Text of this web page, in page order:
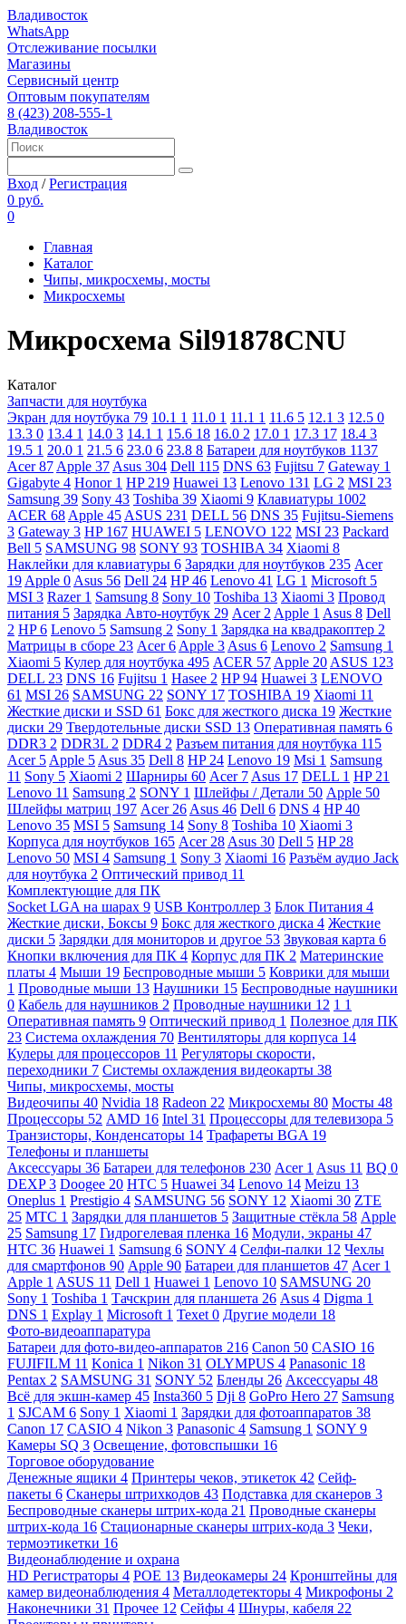
Владивосток
WhatsApp
Отслеживание посылки
Магазины
Сервисный центр
Оптовым покупателям
8 (423) 208-555-1
Владивосток
Вход /Регистрация
0 руб.
0
Главная
Каталог
Чипы, микросхемы, мосты
Микросхемы
Микросхема Sil91878CNU
Каталог
Запчасти для ноутбука
Экран для ноутбука 79 10.1 1 11.0 1 11.1 1 11.6 5 12.1 3 12.5 0
13.3 0 13.4 1 14.0 3 14.1 1 15.6 18 16.0 2 17.0 1 17.3 17 18.4 3
19.5 1 20.0 1 21.5 6 23.0 6 23.8 8 Батареи для ноутбуков 1137
Acer87 Apple 37 Asus 304 Dell 115 DNS 63 Fujitsu 7 Gateway 1
Gigabyte 4 Honor 1 HP 219 Huawei 13 Lenovo 131 LG 2 MSI 23
Samsung 39 Sony 43 Toshiba 39 Xiaomi 9 Клавиатуры 1002
ACER 68 Apple 45 ASUS 231 DELL 56 DNS 35 Fujitsu-Siemens
3 Gateway 3 HP 167 HUAWEI 5 LENOVO 122 MSI 23 Packard
Bell 5 SAMSUNG 98 SONY 93 TOSHIBA 34 Xiaomi 8
Наклейки для клавиатуры 6 Зарядки для ноутбуков 235 Acer
19 Apple 0 Asus 56 Dell 24 HP46 Lenovo 41 LG 1 Microsoft 5
MSI 3 Razer 1 Samsung 8 Sony 10 Toshiba 13 Xiaomi 3 Провод
питания 5 Зарядка Авто-ноутбук 29 Acer 2 Apple 1 Asus 8 Dell
2 HP6 Lenovo 5 Samsung 2 Sony 1 Зарядка на квадракоптер 2
Матрицы в сборе 23 Acer6 Apple 3 Asus 6 Lenovo 2 Samsung 1
Xiaomi 5 Кулер для ноутбука 495 ACER 57 Apple 20 ASUS 123
DELL 23 DNS 16 Fujitsu 1 Hasee 2 HP94 Huawei 3 LENOVO
61 MSI 26 SAMSUNG 22 SONY 17 TOSHIBA 19 Xiaomi 11
Жесткие диски и SSD 61 Бокс для жесткого диска 19 Жесткие
диски 29 Твердотельные диски SSD 13 Оперативная память 6
DDR3 2 DDR3L 2 DDR4 2 Разъем питания для ноутбука 115
Acer 5 Apple 5 Asus 35 Dell 8 HP 24 Lenovo 19 Msi 1 Samsung
11 Sony 5 Xiaomi 2 Шарниры 60 Acer 7 Asus 17 DELL 1 HP 21
Lenovo 11 Samsung 2 SONY 1 Шлейфы / Детали 50 Apple 50
Шлейфы матриц 197 Acer 26 Asus 46 Dell 6 DNS 4 HP40
Lenovo 35 MSI 5 Samsung 14 Sony 8 Toshiba 10 Xiaomi 3
Корпуса для ноутбуков 165 Acer 28 Asus 30 Dell 5 HP 28
Lenovo 50 MSI 4 Samsung 1 Sony 3 Xiaomi 16 Разъём аудио Jack
для ноутбука 2 Оптический привод 11
Комплектующие для ПК
Socket LGA на шарах 9 USB Контроллер 3 Блок Питания 4
Жесткие диски, Боксы 9 Бокс для жесткого диска 4 Жесткие
диски 5 Зарядки для мониторов и другое 53 Звуковая карта 6
Кнопки включения для ПК 4 Корпус для ПК 2 Материнские
платы 4 Мыши 19 Беспроводные мыши 5 Коврики для мыши
1 Проводные мыши 13 Наушники 15 Беспроводные наушники
0 Кабель для наушников 2 Проводные наушники 12 1 1
Оперативная память 9 Оптический привод 1 Полезное для ПК
23 Система охлаждения 70 Вентиляторы для корпуса 14
Кулеры для процессоров 11 Регуляторы скорости,
переходники 7 Системы охлаждения видеокарты 38
Чипы, микросхемы, мосты
Видеочипы 40 Nvidia 18 Radeon 22 Микросхемы 80 Мосты 48
Процессоры 52 AMD 16 Intel 31 Процессоры для телевизора 5
Транзисторы, Конденсаторы 14 Трафареты BGA 19
Телефоны и планшеты
Аксессуары 36 Батареи для телефонов 230 Acer 1 Asus 11 BQ 0
DEXP3 Doogee 20 HTC 5 Huawei 34 Lenovo 14 Meizu 13
Oneplus 1 Prestigio 4 SAMSUNG 56 SONY 12 Xiaomi 30 ZTE
25 МТС 1 Зарядки для планшетов 5 Защитные стёкла 58 Apple
25 Samsung 17 Гидрогелевая пленка 16 Модули, экраны 47
HTC 36 Huawei 1 Samsung 6 SONY 4 Селфи-палки 12 Чехлы
для смартфонов 90 Apple 90 Батареи для планшетов 47 Acer 1
Apple 1 ASUS 11 Dell 1 Huawei 1 Lenovo 10 SAMSUNG 20
Sony 1 Toshiba 1 Тачскрин для планшета 26 Asus 4 Digma 1
DNS 1 Explay 1 Microsoft 1 Texet 0 Другие модели 18
Фото-видеоаппаратура
Батареи для фото-видео-аппаратов 216 Canon 50 CASIO 16
FUJIFILM 11 Konica 1 Nikon 31 OLYMPUS 4 Panasonic 18
Pentax 2 SAMSUNG 31 SONY 52 Бленды 26 Аксессуары 48
Всё для экшн-камер 45 Insta360 5 Dji 8 GoPro Hero 27 Samsung
1 SJCAM 6 Sony 1 Xiaomi 1 Зарядки для фотоаппаратов 38
Canon 17 CASIO 4 Nikon 3 Panasonic 4 Samsung 1 SONY 9
Камеры SQ 3 Освещение, фотовспышки 16
Торговое оборудование
Денежные ящики 4 Принтеры чеков, этикеток 42 Сейф-
пакеты 6 Сканеры штрихкодов 43 Подставка для сканеров 3
Беспроводные сканеры штрих-кода 21 Проводные сканеры
штрих-кода 16 Стационарные сканеры штрих-кода 3 Чеки,
термоэтикетки 16
Видеонаблюдение и охрана
HD Регистраторы 4 POE 13 Видеокамеры 24 Кронштейны для
камер видеонаблюдения 4 Металлодетекторы 4 Микрофоны 2
Наконечники 31 Прочее 12 Сейфы 4 Шнуры, кабеля 22